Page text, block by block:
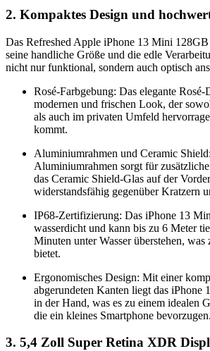
2. Kompaktes Design und
Das Refreshed Apple iPhone 13 Mini
seine handliche Größe und die edle
nicht nur funktional, sondern auch optisch
Rosé-Farbgebung: Das elegante
modernen und frischen Look, der
als auch im privaten Umfeld
kommt.
Aluminiumrahmen und Ceramic
Aluminiumrahmen sorgt für
das Ceramic Shield-Glas auf der
widerstandsfähig gegenüber Kratzern
IP68-Zertifizierung: Das iPhone 13
wasserdicht und kann bis zu 6 Meter
Minuten unter Wasser überstehen, was
bietet.
Ergonomisches Design: Mit einer
abgerundeten Kanten liegt das iPhone
in der Hand, was es zu einem idealen
die ein kleines Smartphone bevorzugen.
3. 5,4 Zoll Super Retina XDR